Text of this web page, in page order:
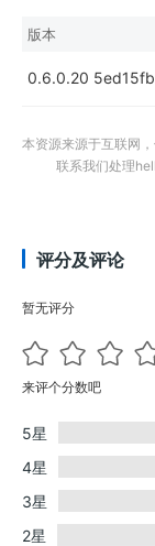
版本
0.6.0.20
本资源来源于互联网
联系我们处理
评分及评论
暂无评分
来评个分数吧
5星
4星
3星
2星